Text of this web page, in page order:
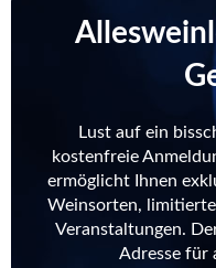
Lust auf ein
kostenfreie
ermöglicht Ihnen
Weinsorten,
Veranstaltungen.
Adresse für